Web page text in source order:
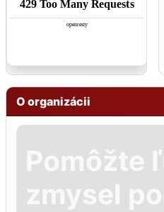
O organizácii
Pomôžte
zmysel